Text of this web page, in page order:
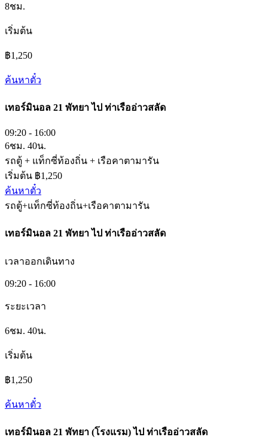
8ชม.
เริ่มต้น
฿1,250
ค้นหาตั๋ว
เทอร์มินอล 21 พัทยาไป ท่าเรืออ่าวสลัด
09:20 - 16:00
6ชม. 40น.
รถตู้ + แท็กซี่ท้องถิ่น + เรือคาตามารัน
เริ่มต้น ฿1,250
ค้นหาตั๋ว
รถตู้+แท็กซี่ท้องถิ่น+เรือคาตามารัน
เทอร์มินอล 21 พัทยาไป ท่าเรืออ่าวสลัด
เวลาออกเดินทาง
09:20 - 16:00
ระยะเวลา
6ชม. 40น.
เริ่มต้น
฿1,250
ค้นหาตั๋ว
เทอร์มินอล 21 พัทยา (โรงแรม)ไป ท่าเรืออ่าวสลัด